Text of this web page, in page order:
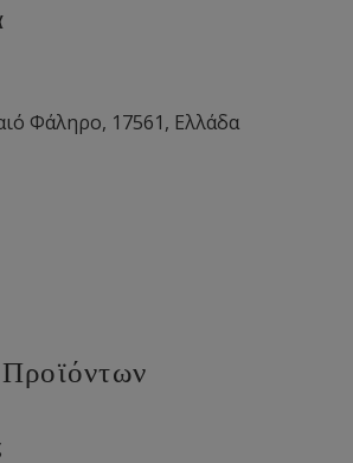
Φάληρο, 17561, Ελλάδα